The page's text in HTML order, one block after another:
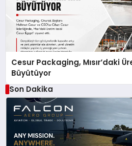
Cesur Packaging, Mısır’daki
Büyütüyor
Son Dakika